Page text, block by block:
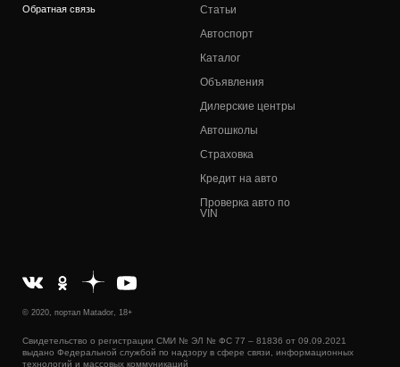
Обратная связь
Статьи
Автоспорт
Каталог
Объявления
Дилерские центры
Автошколы
Страховка
Кредит на авто
Проверка авто по
VIN
© 2020, портал Matador, 18+
Свидетельство о регистрации СМИ № ЭЛ № ФС 77 – 81836 от 09.09.2021
выдано Федеральной службой по надзору в сфере связи, информационных
технологий и массовых коммуникаций